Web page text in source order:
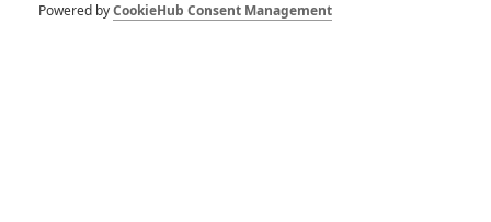
Spider-Man: Zbrusu nový den – Podle recenzí máme čekat
Powered byCookieHub Consent Management